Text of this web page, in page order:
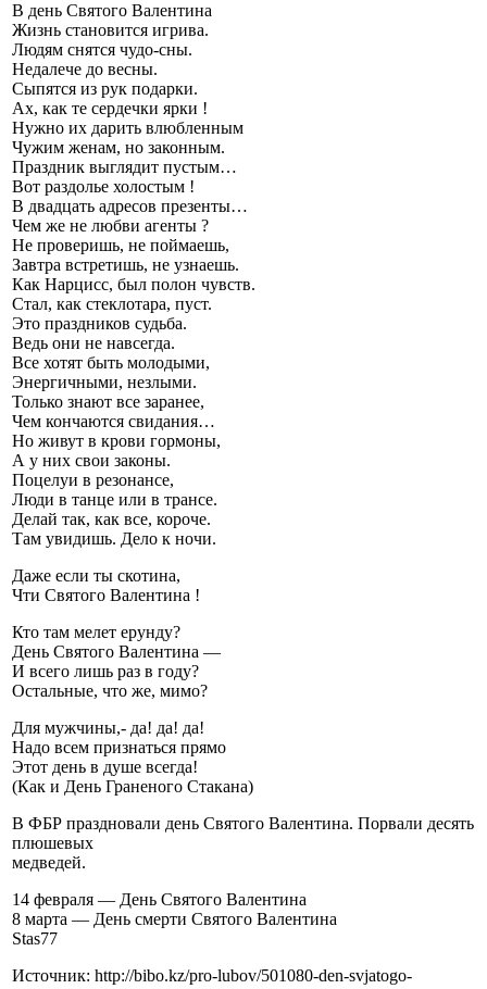
В день Святого Валентина
Жизнь становится игрива.
Людям снятся чудо-сны.
Недалече до весны.
Сыпятся из рук подарки.
Ах, как те сердечки ярки !
Нужно их дарить влюбленным
Чужим женам, но законным.
Праздник выглядит пустым…
Вот раздолье холостым !
В двадцать адресов презенты…
Чем же не любви агенты ?
Не проверишь, не поймаешь,
Завтра встретишь, не узнаешь.
Как Нарцисс, был полон чувств.
Стал, как стеклотара, пуст.
Это праздников судьба.
Ведь они не навсегда.
Все хотят быть молодыми,
Энергичными, незлыми.
Только знают все заранее,
Чем кончаются свидания…
Но живут в крови гормоны,
А у них свои законы.
Поцелуи в резонансе,
Люди в танце или в трансе.
Делай так, как все, короче.
Там увидишь. Дело к ночи.
Даже если ты скотина,
Чти Святого Валентина !
Кто там мелет ерунду?
День Святого Валентина —
И всего лишь раз в году?
Остальные, что же, мимо?
Для мужчины,- да! да! да!
Надо всем признаться прямо
Этот день в душе всегда!
(Как и День Граненого Стакана)
В ФБР праздновали день Святого Валентина. Порвали десять
плюшевых
медведей.
14 февраля — День Святого Валентина
8 марта — День смерти Святого Валентина
Stas77
Источник: http://bibo.kz/pro-lubov/501080-den-svjatogo-